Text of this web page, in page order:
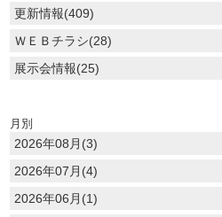
更新情報(409)
ＷＥＢチラシ(28)
展示会情報(25)
月別
2026年08月(3)
2026年07月(4)
2026年06月(1)